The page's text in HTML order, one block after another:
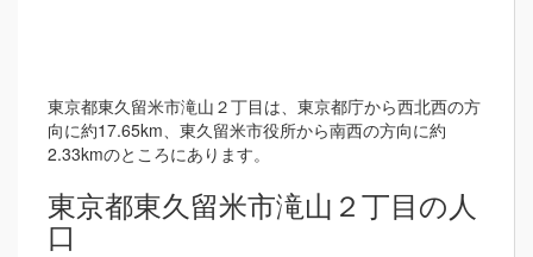
東京都東久留米市滝山２丁目は、東京都庁から西北西の方
向に約17.65km、東久留米市役所から南西の方向に約
2.33kmのところにあります。
東京都東久留米市滝山２丁目の人
口